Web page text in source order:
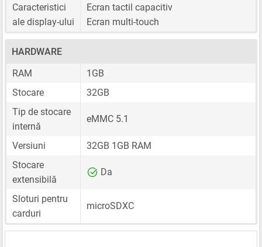
Caracteristici
ale display-ului
Ecran tactil capacitiv
Ecran multi-touch
HARDWARE
RAM
1GB
Stocare
32GB
Tip de stocare
internă
eMMC 5.1
Versiuni
32GB 1GB RAM
Stocare
extensibilă
Da
Sloturi pentru
carduri
microSDXC